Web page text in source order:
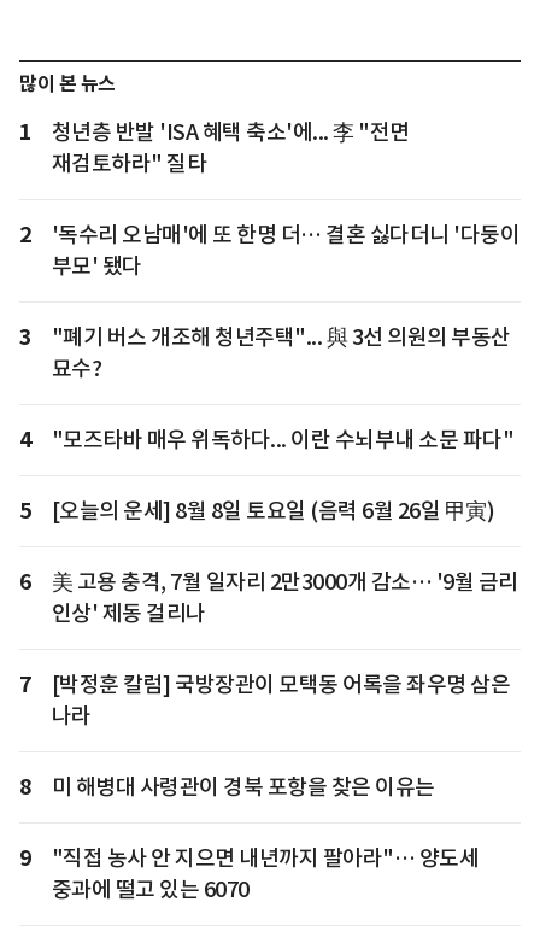
많이 본 뉴스
1
청년층 반발 'ISA 혜택 축소'에... 李 "전면
재검토하라" 질타
2
'독수리 오남매'에 또 한명 더… 결혼 싫다더니 '다둥이
부모' 됐다
3
"폐기 버스 개조해 청년주택"... 與 3선 의원의 부동산
묘수?
4 "모즈타바 매우 위독하다... 이란 수뇌부내 소문 파다"
5 [오늘의 운세] 8월 8일 토요일 (음력 6월 26일 甲寅)
6
美 고용 충격, 7월 일자리 2만3000개 감소… '9월 금리
인상' 제동 걸리나
7
[박정훈 칼럼] 국방장관이 모택동 어록을 좌우명 삼은
나라
8 미 해병대 사령관이 경북 포항을 찾은 이유는
9
"직접 농사 안 지으면 내년까지 팔아라"… 양도세
중과에 떨고 있는 6070